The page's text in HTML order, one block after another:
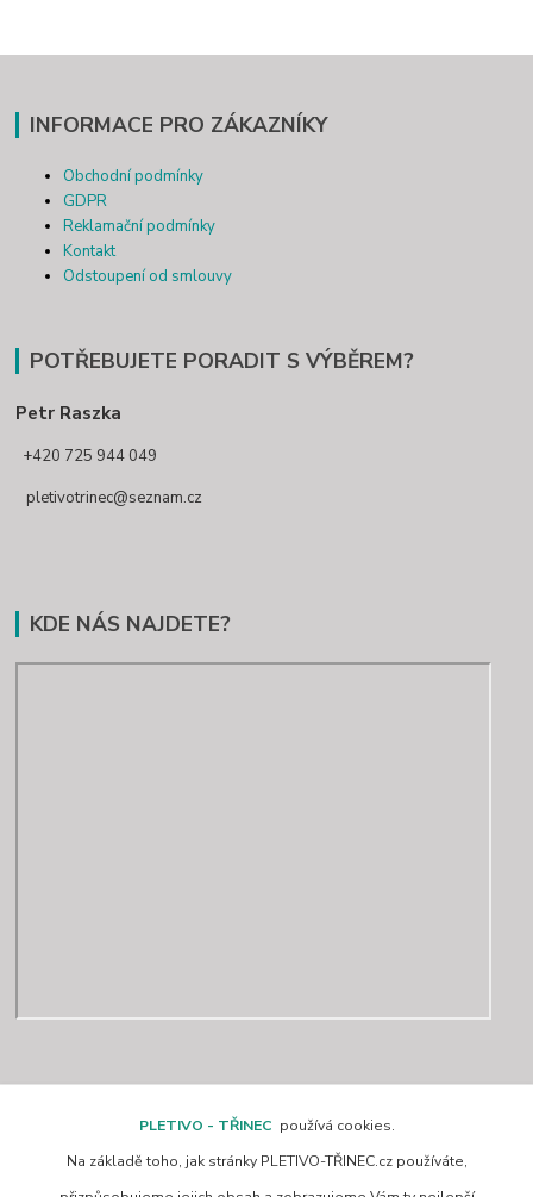
INFORMACE PRO ZÁKAZNÍKY
Obchodní podmínky
GDPR
Reklamační podmínky
Kontakt
Odstoupení od smlouvy
POTŘEBUJETE PORADIT S VÝBĚREM?
Petr Raszka
+420 725 944 049
pletivotrinec@seznam.cz
KDE NÁS NAJDETE?
www.pletivo-trinec.cz
PLETIVO - TŘINEC používá cookies.
Na základě toho, jak stránky PLETIVO-TŘINEC.cz používáte,